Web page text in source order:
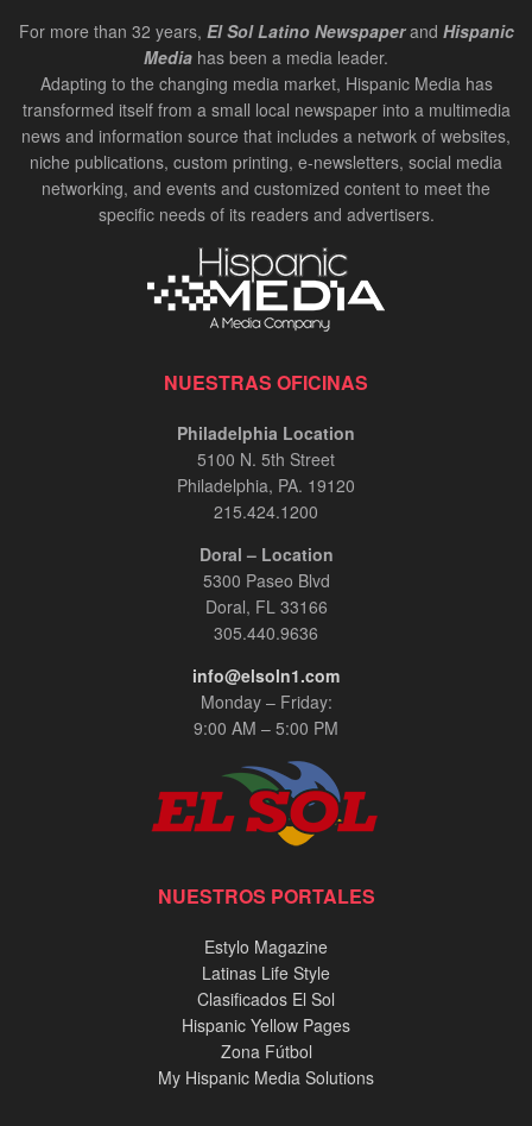
For more than 32 years, El Sol Latino Newspaperand Hispanic
Media has been a media leader.
Adapting to the changing media market, Hispanic Media has
transformed itself from a small local newspaper into a multimedia
news and information source that includes a network of websites,
niche publications, custom printing, e-newsletters, social media
networking, and events and customized content to meet the
specific needs of its readers and advertisers.
NUESTRAS OFICINAS
Philadelphia Location
5100 N. 5th Street
Philadelphia, PA. 19120
215.424.1200
Doral – Location
5300 Paseo Blvd
Doral, FL 33166
305.440.9636
info@elsoln1.com
Monday – Friday:
9:00 AM – 5:00 PM
NUESTROS PORTALES
Estylo Magazine
Latinas Life Style
Clasificados El Sol
Hispanic Yellow Pages
Zona Fútbol
My Hispanic Media Solutions